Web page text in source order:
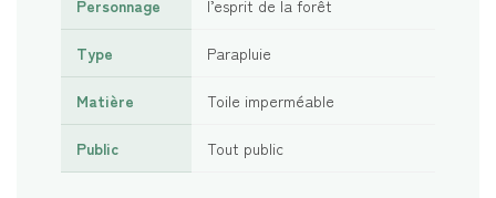
Personnage l’esprit de la forêt
Type Parapluie
Matière Toile imperméable
Public Tout public